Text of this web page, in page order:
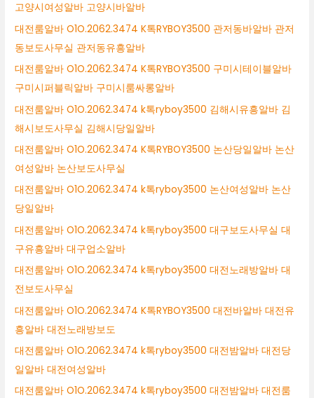
고양시여성알바 고양시바알바
대전룸알바 O1O.2062.3474 K톡RYBOY3500 관저동바알바 관저
동보도사무실 관저동유흥알바
대전룸알바 O1O.2062.3474 K톡RYBOY3500 구미시테이블알바
구미시퍼블릭알바 구미시룸싸롱알바
대전룸알바 O1O.2062.3474 k톡ryboy3500 김해시유흥알바 김
해시보도사무실 김해시당일알바
대전룸알바 O1O.2062.3474 K톡RYBOY3500 논산당일알바 논산
여성알바 논산보도사무실
대전룸알바 O1O.2062.3474 k톡ryboy3500 논산여성알바 논산
당일알바
대전룸알바 O1O.2062.3474 k톡ryboy3500 대구보도사무실 대
구유흥알바 대구업소알바
대전룸알바 O1O.2062.3474 k톡ryboy3500 대전노래방알바 대
전보도사무실
대전룸알바 O1O.2062.3474 K톡RYBOY3500 대전바알바 대전유
흥알바 대전노래방보도
대전룸알바 O1O.2062.3474 k톡ryboy3500 대전밤알바 대전당
일알바 대전여성알바
대전룸알바 O1O.2062.3474 k톡ryboy3500 대전밤알바 대전룸